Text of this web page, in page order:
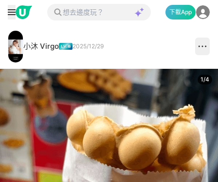
下載App
小沐 Virgo 2025/12/29
1/4